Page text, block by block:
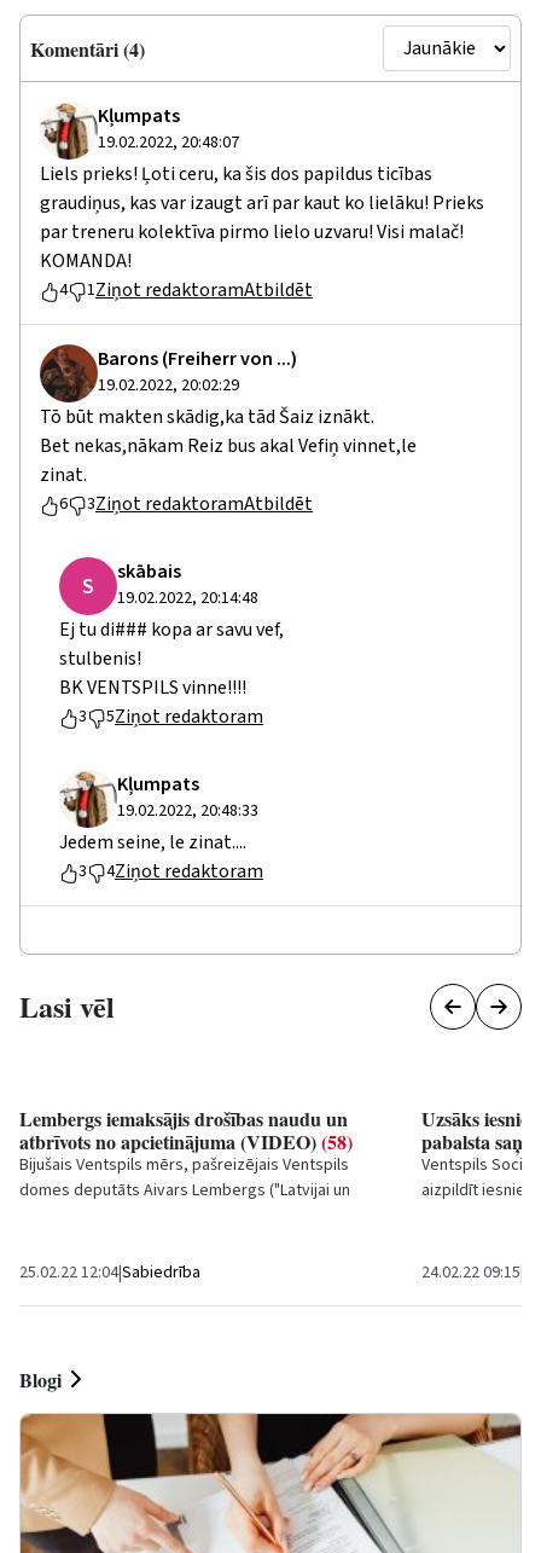
Komentāri (4)
Kļumpats
19.02.2022, 20:48:07
Liels prieks! Ļoti ceru, ka šis dos papildus ticības
graudiņus, kas var izaugt arī par kaut ko lielāku! Prieks
par treneru kolektīva pirmo lielo uzvaru! Visi malač!
KOMANDA!
4 1Ziņot redaktoramAtbildēt
Barons (Freiherr von ...)
19.02.2022, 20:02:29
Tō būt makten skādig,ka tād Šaiz iznākt.
Bet nekas,nākam Reiz bus akal Vefiņ vinnet,le
zinat.
6 3Ziņot redaktoramAtbildēt
S skābais
19.02.2022, 20:14:48
Ej tu di### kopa ar savu vef,
stulbenis!
BK VENTSPILS vinne!!!!
3 5Ziņot redaktoram
Kļumpats
19.02.2022, 20:48:33
Jedem seine, le zinat....
3 4Ziņot redaktoram
Lasi vēl
Lembergs iemaksājis drošības naudu un
atbrīvots no apcietinājuma (VIDEO)(58)
Bijušais Ventspils mērs, pašreizējais Ventspils
domes deputāts Aivars Lembergs ("Latvijai un
25.02.22 12:04|Sabiedrība
Uzsāks
pabalsta
Ventspils
aizpildīt
24.02.22 09:15|
Blogi